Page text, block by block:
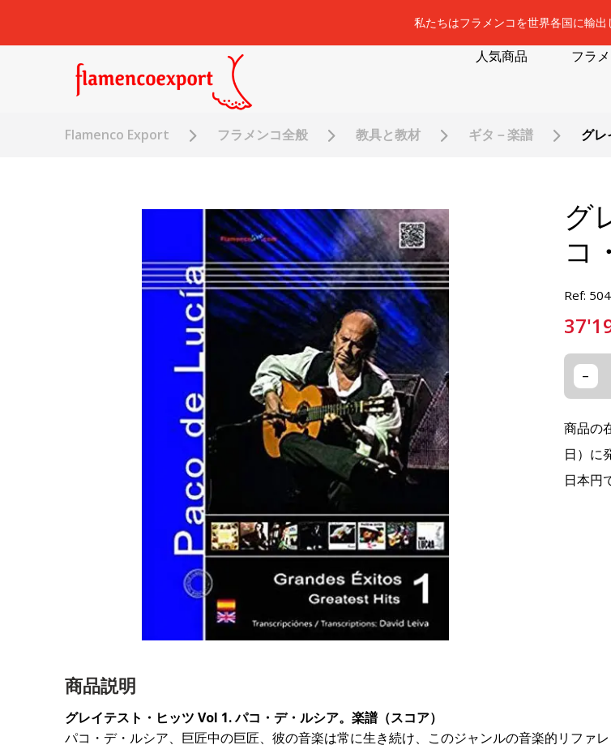
私たちはフラメンコを世界各国に輸出
人気商品 フラ
Flamenco Export フラメンコ全般 教具と教材 ギタ－楽譜 グレ
グ
コ
Ref:
-
商品の
日）に
日本円
商品説明
グレイテスト・ヒッツ Vol 1. パコ・デ・ルシア。楽譜（スコア）
パコ・デ・ルシア、巨匠中の巨匠、彼の音楽は常に生き続け、このジャンルの音楽的リファ